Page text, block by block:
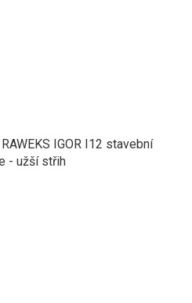
IGOR I12 stavební
- užší střih